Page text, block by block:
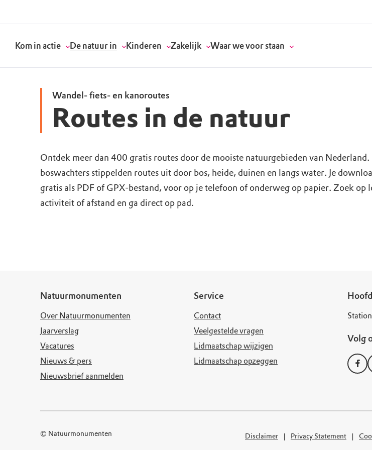
Kom in actie
Doneer
Word vrijwilliger
Werken bij
De natuur in
Routes
Natuurgebieden
Bezoekerscentra
Kinderen
Kinderactiviteiten
Verjaardagsfeestjes
Speeltips
Zakelijk
Geef een bedrijfsdonatie
Vergaderen in de natuur
Onze partners & supporters
Waar we voor staan
Onze visie
Actuele thema's
Wat wij doen
Wandel- fiets- en kanoroutes
Routes in de natuur
Ontdek meer dan 400 gratis routes door de mooiste natuurgebieden van Nederland.
boswachters stippelden routes uit door bos, heide, duinen en langs water. Je
gratis als PDF of GPX-bestand, voor op je telefoon of onderweg op papier. Zoek op
activiteit of afstand en ga direct op pad.
Natuurmonumenten
Over Natuurmonumenten
Jaarverslag
Vacatures
Nieuws & pers
Nieuwsbrief aanmelden
Service
Contact
Veelgestelde vragen
Lidmaatschap wijzigen
Lidmaatschap opzeggen
Volg
© Natuurmonumenten Disclaimer Privacy Statement